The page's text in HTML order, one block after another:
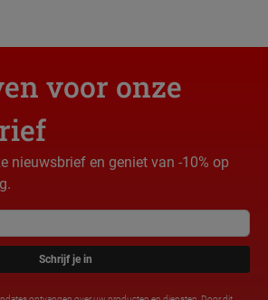
voor onze
nieuwsbrief en geniet van -10% op
Schrijf je in